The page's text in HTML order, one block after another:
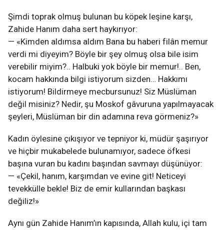
Şimdi toprak olmuş bulunan bu köpek leşine karşı,
Zahide Hanım daha sert haykırıyor:
— «Kimden aldımsa aldım Bana bu haberi filân memur
verdi mi diyeyim? Böyle bir şey olmuş olsa bile isim
verebilir miyim?.. Halbuki yok böyle bir memur!.. Ben,
kocam hakkında bilgi istiyorum sizden… Hakkımı
istiyorum! Bildirmeye mecbursunuz! Siz Müslüman
değil misiniz? Nedir, şu Moskof gâvuruna yapılmayacak
şeyleri, Müslüman bir din adamına reva görmeniz?»
Kadın öylesine çıkışıyor ve tepniyor ki, müdür şaşırıyor
ve hiçbir mukabelede bulunamıyor, sadece öfkesi
başına vuran bu kadını başından savmayı düşünüyor:
— «Çekil, hanım, karşımdan ve evine git! Neticeyi
tevekkülle bekle! Biz de emir kullarından başkası
değiliz!»
Aynı gün Zahide Hanım’ın kapısında, Allah kulu, içi tam